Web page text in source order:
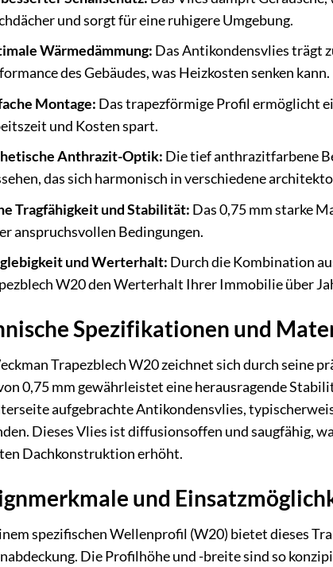
und sorgt für eine ruhigere Umgebung.
Wärmedämmung: Das Antikondensvlies trägt
des Gebäudes, was Heizkosten senken kann.
Montage: Das trapezförmige Profil ermöglicht
und Kosten spart.
Anthrazit-Optik: Die tief anthrazitfarbene
das sich harmonisch in verschiedene
Tragfähigkeit und Stabilität: Das 0,75 mm starke
anspruchsvollen Bedingungen.
und Werterhalt: Durch die Kombination
W20 den Werterhalt Ihrer Immobilie über
Spezifikationen und
Trapezblech W20 zeichnet sich durch seine
0,75 mm gewährleistet eine herausragende
aufgebrachte Antikondensvlies,
Dieses Vlies ist diffusionsoffen und saugfähig,
Dachkonstruktion erhöht.
und
spezifischen Wellenprofil (W20) bietet dieses
Die Profilhöhe und -breite sind so